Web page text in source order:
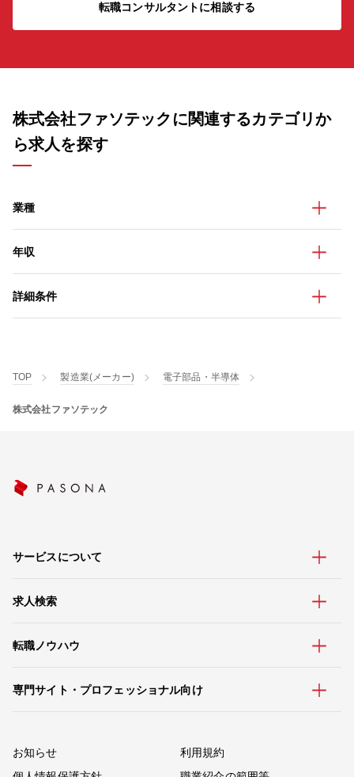
転職コンサルタントに相談する
株式会社ファソテックに関連するカテゴリか
ら求人を探す
業種
年収
詳細条件
TOP 製造業(メーカー) 電子部品・半導体
株式会社ファソテック
サービスについて
求人検索
転職ノウハウ
専門サイト・プロフェッショナル向け
お知らせ
利用規約